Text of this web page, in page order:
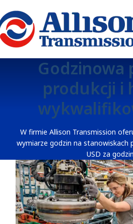
Go Home
Godzinowa
produkcji i
W firmie Allison Transmission
wymiarze godzin na stanowiskach
USD za